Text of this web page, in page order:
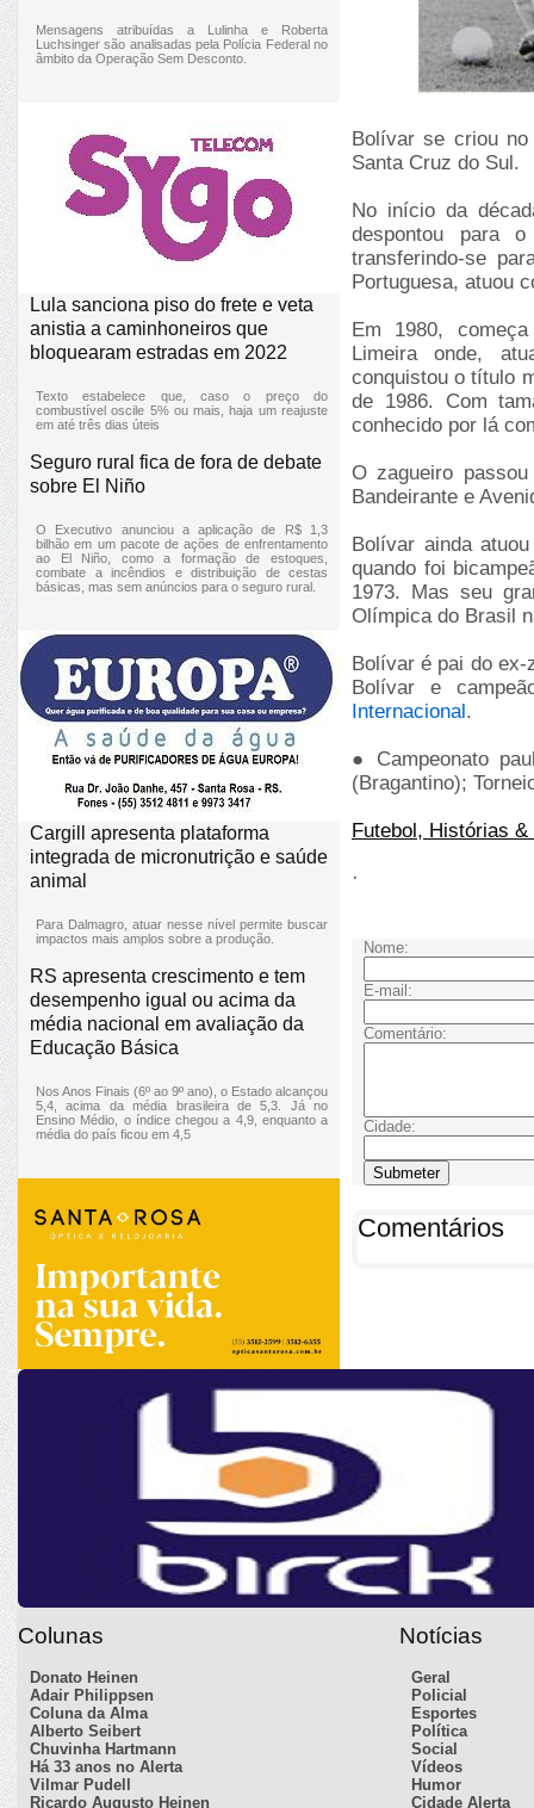
Mensagens atribuídas a Lulinha e Roberta
Luchsinger são analisadas pela Polícia Federal no
âmbito da Operação Sem Desconto.
Lula sanciona piso do frete e veta
anistia a caminhoneiros que
bloquearam estradas em 2022
Texto estabelece que, caso o preço do
combustível oscile 5% ou mais, haja um reajuste
em até três dias úteis
Seguro rural fica de fora de debate
sobre El Niño
O Executivo anunciou a aplicação de R$ 1,3
bilhão em um pacote de ações de enfrentamento
ao El Niño, como a formação de estoques,
combate a incêndios e distribuição de cestas
básicas, mas sem anúncios para o seguro rural.
Cargill apresenta plataforma
integrada de micronutrição e saúde
animal
Para Dalmagro, atuar nesse nível permite buscar
impactos mais amplos sobre a produção.
RS apresenta crescimento e tem
desempenho igual ou acima da
média nacional em avaliação da
Educação Básica
Nos Anos Finais (6º ao 9º ano), o Estado alcançou
5,4, acima da média brasileira de 5,3. Já no
Ensino Médio, o índice chegou a 4,9, enquanto a
média do país ficou em 4,5
Bolívar se criou no
Santa Cruz do Sul.
No início da
despontou para
transferindo-se
Portuguesa, atuou
Em 1980,
Limeira onde,
conquistou o título
de 1986. Com
conhecido por lá
O zagueiro
Bandeirante e
Bolívar ainda
quando foi
1973. Mas seu
Olímpica do Brasil
Bolívar é pai do ex-
Bolívar e
Internacional.
● Campeonato
(Bragantino);
Futebol, Histórias
·
Nome:
E-mail:
Comentário:
Cidade:
Comentários
Colunas
Donato Heinen
Adair Philippsen
Coluna da Alma
Alberto Seibert
Chuvinha Hartmann
Há 33 anos no Alerta
Vilmar Pudell
Ricardo Augusto Heinen
Notícias
Geral
Policial
Esportes
Política
Social
Vídeos
Humor
Cidade Alerta